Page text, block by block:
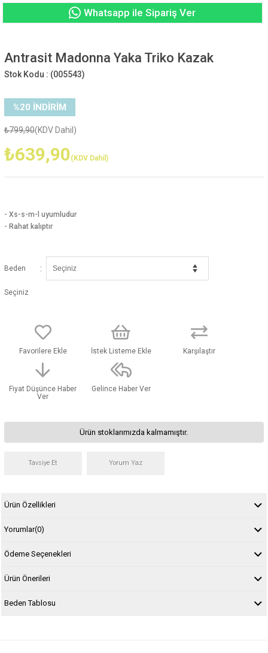
Whatsapp ile Sipariş Ver
Antrasit Madonna Yaka Triko Kazak
Stok Kodu : (005543)
%20 İNDIRIM
₺799,90(KDV Dahil)
₺639,90(KDV Dahil)
- Xs-s-m-l uyumludur
- Rahat kalıptır
Beden
Seçiniz
:
Favorilere Ekle İstek Listeme Ekle Karşılaştır
Fiyat Düşünce Haber
Ver
Gelince Haber Ver
Ürün stoklarımızda kalmamıştır.
Tavsiye Et Yorum Yaz
Ürün Özellikleri
Yorumlar(0)
Ödeme Seçenekleri
Ürün Önerileri
Beden Tablosu